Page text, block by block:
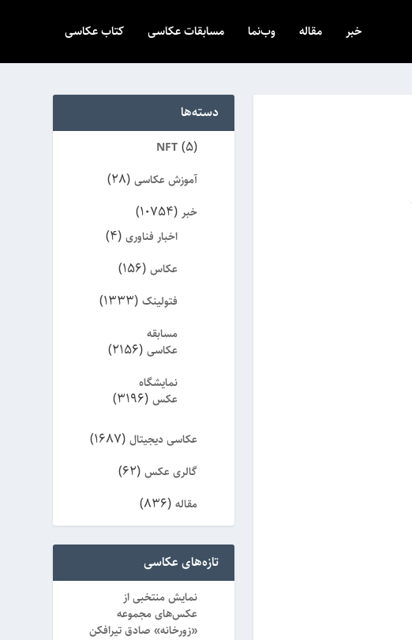
خبر مقاله وب‌نما مسابقات عکاسی کتاب عکاسی
دسته‌ها
NFT (5)
آموزش عکاسی(28)
خبر (10754)
اخبار فناوری(4)
عکاس(156)
فتولینک(1333)
مسابقه
عکاسی(2156)
نمایشگاه
عکس(3196)
عکاسی دیجیتال(1687)
گالری عکس(62)
مقاله(836)
تازه‌های عکاسی
نمایش منتخبی از
عکس‌های مجموعه
«زورخانه» صادق تیرافکن